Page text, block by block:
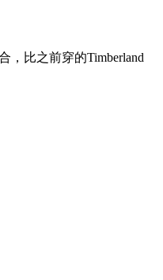
比之前穿的Timberland